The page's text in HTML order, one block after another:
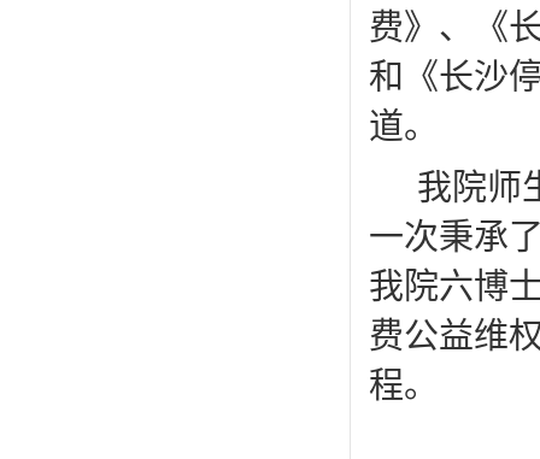
费》、《
和《长沙
道。
我院师
一次秉承
我院六博
费公益维
程。